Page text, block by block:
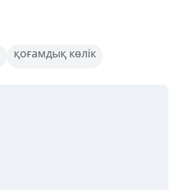
қоғамдық көлік